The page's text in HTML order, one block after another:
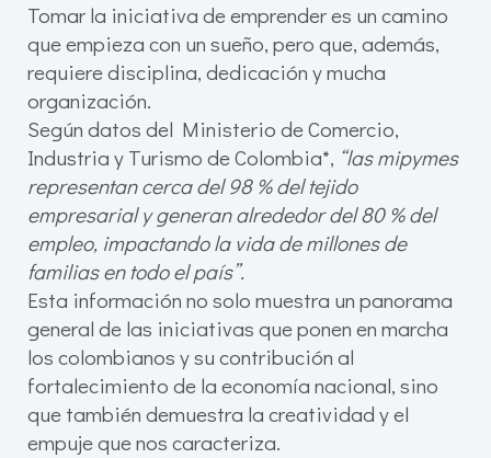
Tomar la iniciativa de emprender es un camino
que empieza con un sueño, pero que, además,
requiere disciplina, dedicación y mucha
organización.
Según datos del Ministerio de Comercio,
Industria y Turismo de Colombia*, “las mipymes
representan cerca del 98 % del tejido
empresarial y generan alrededor del 80 % del
empleo, impactando la vida de millones de
familias en todo el país”.
Esta información no solo muestra un panorama
general de las iniciativas que ponen en marcha
los colombianos y su contribución al
fortalecimiento de la economía nacional, sino
que también demuestra la creatividad y el
empuje que nos caracteriza.